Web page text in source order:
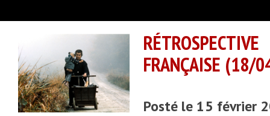
FRANÇAISE
Posté le 15 février